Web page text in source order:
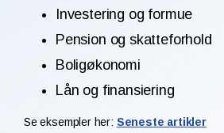
Investering og formue
Pension og skatteforhold
Boligøkonomi
Lån og finansiering
Se eksempler her: Seneste artikler